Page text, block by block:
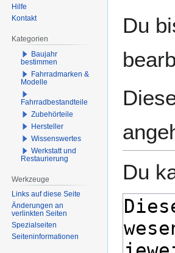
Navigation
Suche
Du
Du
Hilfe
Kontakt
Kategorien
Baujahr
bestimmen
Fahrradmarken &
Modelle
Fahrradbestandteile
Zubehörteile
Hersteller
Wissenswertes
Werkstatt und
Restaurierung
Werkzeuge
Links auf diese Seite
Änderungen an
verlinkten Seiten
Spezialseiten
Seiten­­informationen